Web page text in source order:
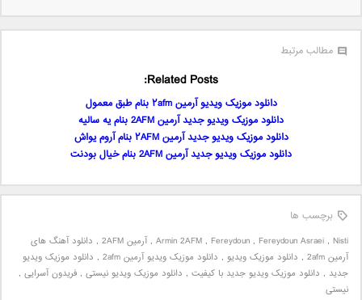
مطالب مرتبط
Related Posts:
دانلود موزیک ویدیو آرمین ۲afm بنام طبق معمول
دانلود موزیک ویدیو جدید آرمین 2AFM بنام یه سالیه
دانلود موزیک ویدیو جدید آرمین ۲AFM بنام آروم یواش
دانلود موزیک ویدیو جدید آرمین 2AFM بنام خیال بودنت
برچسب ها
Armin 2AFM , Fereydoun , Fereydoun Asraei , Nisti
,آرمین 2AFM , دانلود آهنگ های
آرمین 2afm
, دانلود موزیک ویدیو , دانلود موزیک ویدیو آرمین 2afm , دانلود موزیک ویدیو
جدید , دانلود موزیک ویدیو جدید با کیفیت , دانلود موزیک ویدیو نیستی , فریدون آسرایی ,
نیستی